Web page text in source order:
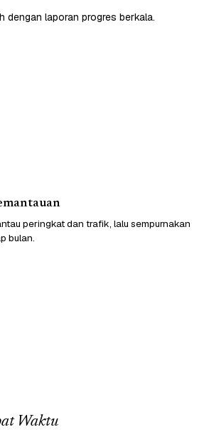
dengan laporan progres berkala.
peringkat dan trafik, lalu sempurnakan
bulan.
Waktu